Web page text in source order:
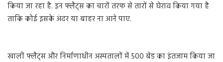
किया जा रहा है. इन फ्लैट्स का चारों तरफ से तारों से घेराव किया गया है
ताकि कोई इसके अंदर या बाहर ना आने पाए.
खाली फ्लैट्स और निर्माणाधीन अस्पतालों में 500 बेड का इंतजाम किया जा